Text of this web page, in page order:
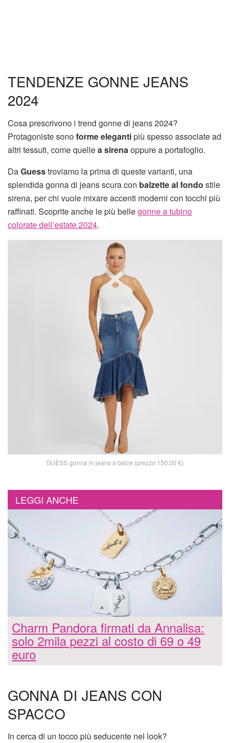
TENDENZE GONNE JEANS
2024
Cosa prescrivono i trend gonne di jeans 2024?
Protagoniste sonoforme elegantipiù spesso associate ad
altri tessuti, come quellea sirenaoppure a portafoglio.
DaGuesstroviamo la prima di queste varianti, una
splendida gonna di jeans scura con balzette al fondo stile
sirena, per chi vuole mixare accenti moderni con tocchi più
raffinati. Scoprite anche le più bellegonne a tubino
colorate dell’estate 2024.
GUESS gonna in jeans a balze (prezzo 150,00 €)
LEGGI ANCHE
Charm Pandora firmati da Annalisa:
solo 2mila pezzi al costo di 69 o 49
euro
GONNA DI JEANS CON
SPACCO
In cerca di un tocco più seducente nel look?